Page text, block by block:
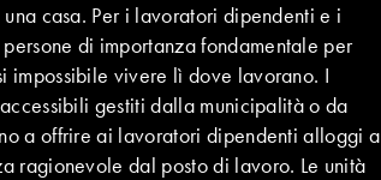
casa. Per i lavoratori dipendenti e i
di importanza fondamentale per
impossibile vivere lì dove lavorano. I
gestiti dalla municipalità o da
a offrire ai lavoratori dipendenti alloggi a
ragionevole dal posto di lavoro. Le unità